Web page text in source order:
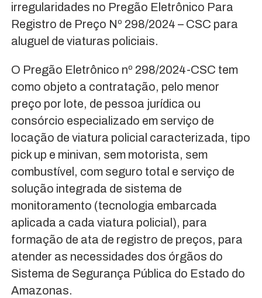
irregularidades no Pregão Eletrônico Para
Registro de Preço Nº 298/2024 – CSC para
aluguel de viaturas policiais.
O Pregão Eletrônico nº 298/2024-CSC tem
como objeto a contratação, pelo menor
preço por lote, de pessoa jurídica ou
consórcio especializado em serviço de
locação de viatura policial caracterizada, tipo
pick up e minivan, sem motorista, sem
combustível, com seguro total e serviço de
solução integrada de sistema de
monitoramento (tecnologia embarcada
aplicada a cada viatura policial), para
formação de ata de registro de preços, para
atender as necessidades dos órgãos do
Sistema de Segurança Pública do Estado do
Amazonas.